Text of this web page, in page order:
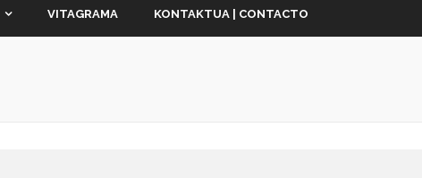
VITAGRAMA KONTAKTUA | CONTACTO